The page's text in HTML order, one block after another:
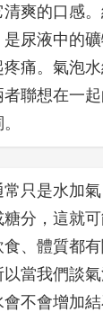
爽的口感
尿液中的
痛。氣泡
聯想在一
只是水加
分，這就
、體質都
當我們談
不會增加結